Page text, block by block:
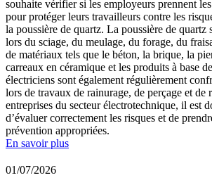
souhaite vérifier si les employeurs prennent les
pour protéger leurs travailleurs contre les
la poussière de quartz. La poussière de quartz
lors du sciage, du meulage, du forage, du
de matériaux tels que le béton, la brique, la
carreaux en céramique et les produits à base
électriciens sont également régulièrement
lors de travaux de rainurage, de perçage et de
entreprises du secteur électrotechnique, il est
d’évaluer correctement les risques et de
prévention appropriées.
En savoir plus
01/07/2026